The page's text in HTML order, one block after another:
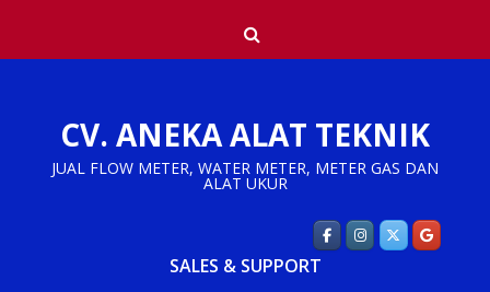
content
CV. ANEKA ALAT TEKNIK
JUAL FLOW METER, WATER METER, METER GAS DAN
ALAT UKUR
SALES & SUPPORT